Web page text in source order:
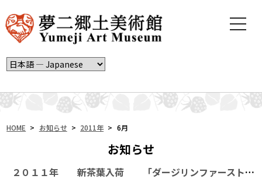
t
n
i
HOME > お知らせ > 2011年 > 6月
お知らせ
２０１１年 新茶葉入荷 「ダージリンファーストフラッシュ」